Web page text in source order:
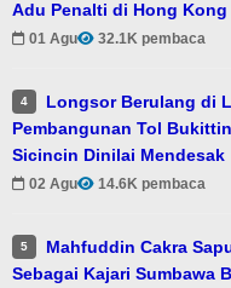
Adu Penalti di Hong Kong
01 Agu 32.1K pembaca
4
Longsor Berulang di
Pembangunan Tol
Sicincin Dinilai Mendesak
02 Agu 14.6K pembaca
5
Mahfuddin Cakra
Sebagai Kajari Sumbawa